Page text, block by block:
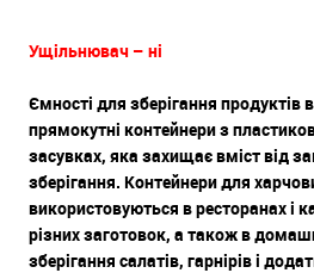
Ущільнювач – ні
Ємності для зберігання продуктів
прямокутні контейнери з
засувках, яка захищає вміст від
зберігання. Контейнери для
використовуються в ресторанах і
різних заготовок, а також в
зберігання салатів, гарнірів і